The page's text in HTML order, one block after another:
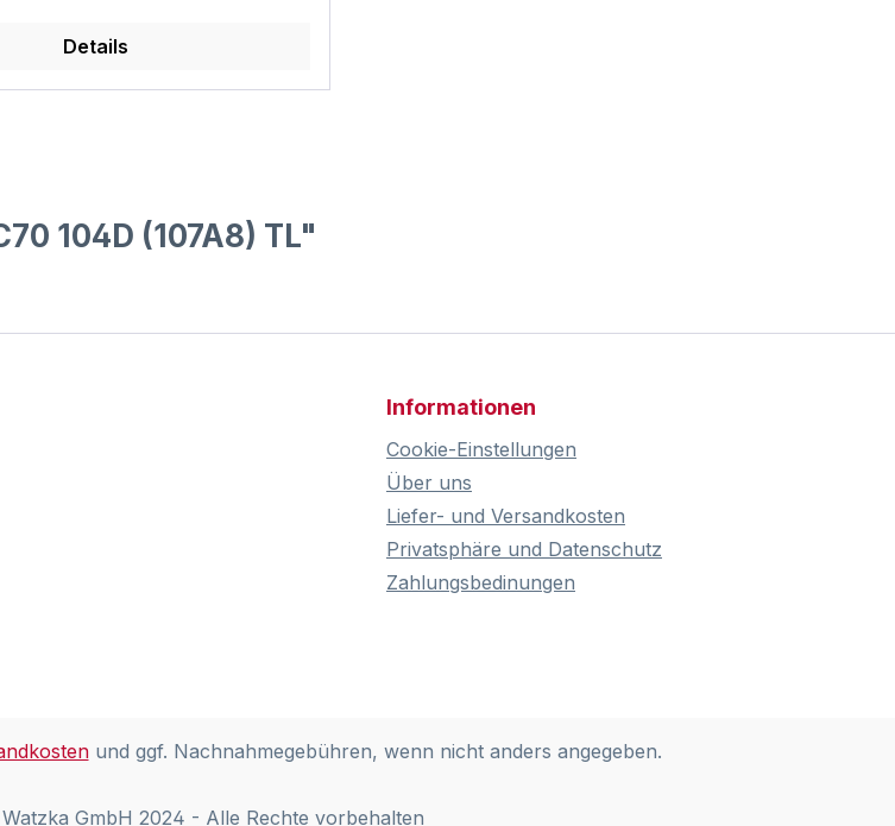
Details
104D (107A8) TL"
Informationen
Cookie-Einstellungen
Über uns
Liefer- und Versandkosten
Privatsphäre und Datenschutz
Zahlungsbedinungen
und ggf. Nachnahmegebühren, wenn nicht anders angegeben.
GmbH 2024 - Alle Rechte vorbehalten